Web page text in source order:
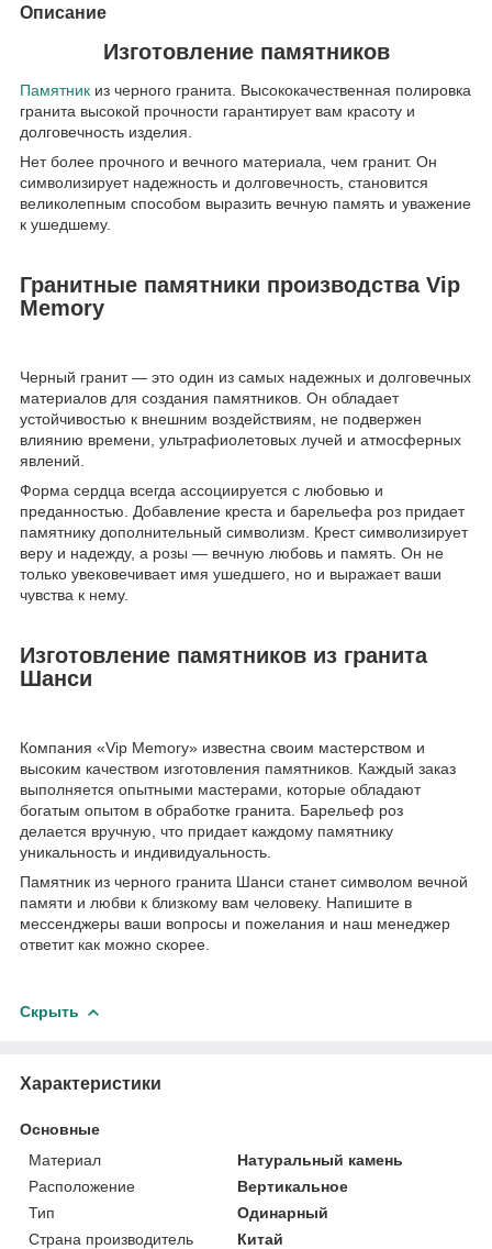
Описание
Изготовление памятников
Памятник из черного гранита. Высококачественная полировка
гранита высокой прочности гарантирует вам красоту и
долговечность изделия.
Нет более прочного и вечного материала, чем гранит. Он
символизирует надежность и долговечность, становится
великолепным способом выразить вечную память и уважение
к ушедшему.
Гранитные памятники производства Vip
Memory
Черный гранит — это один из самых надежных и долговечных
материалов для создания памятников. Он обладает
устойчивостью к внешним воздействиям, не подвержен
влиянию времени, ультрафиолетовых лучей и атмосферных
явлений.
Форма сердца всегда ассоциируется с любовью и
преданностью. Добавление креста и барельефа роз придает
памятнику дополнительный символизм. Крест символизирует
веру и надежду, а розы — вечную любовь и память. Он не
только увековечивает имя ушедшего, но и выражает ваши
чувства к нему.
Изготовление памятников из гранита
Шанси
Компания «Vip Memory» известна своим мастерством и
высоким качеством изготовления памятников. Каждый заказ
выполняется опытными мастерами, которые обладают
богатым опытом в обработке гранита. Барельеф роз
делается вручную, что придает каждому памятнику
уникальность и индивидуальность.
Памятник из черного гранита Шанси станет символом вечной
памяти и любви к близкому вам человеку. Напишите в
мессенджеры ваши вопросы и пожелания и наш менеджер
ответит как можно скорее.
Скрыть
Характеристики
Основные
Материал
Натуральный камень
Расположение
Вертикальное
Тип
Одинарный
Страна производитель
Китай